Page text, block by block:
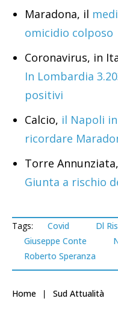
Maradona, il
omicidio colposo
Coronavirus, in
In Lombardia
positivi
Calcio, il Napoli
ricordare
Torre Annunziata,
Giunta a rischio
Tags: Covid Dl
Giuseppe Conte
Roberto Speranza
Home Sud Attualità